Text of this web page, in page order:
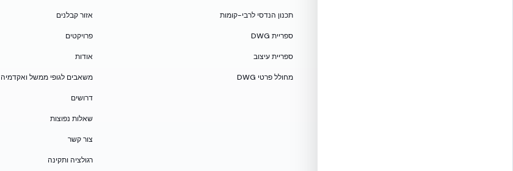
תכנון הנדסי לרבי-קומות
ספריית DWG
ספריית עיצוב
מחולל פרטי DWG
אזור קבלנים
פרויקטים
אודות
משאבים לגופי ממשל ואקדמיה
דרושים
שאלות נפוצות
צור קשר
רגולציה ותקינה